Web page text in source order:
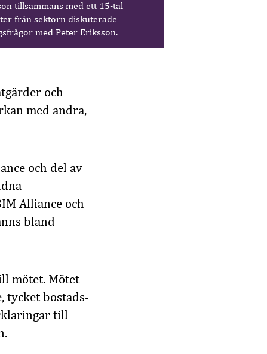
tillsammans med ett 15-tal
från sektorn diskuterade
med Peter Eriksson.
och
med andra,
och del av
Alliance och
bland
mötet. Mötet
tycket bostads-
till